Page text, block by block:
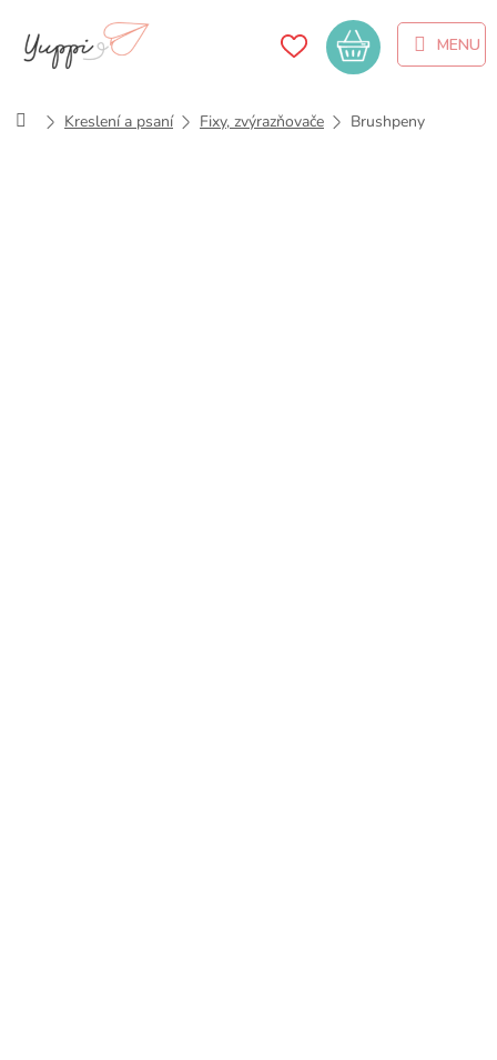
obsah
Nákupní
košík
DomůKreslení a psaní Fixy, zvýrazňovače Brushpeny